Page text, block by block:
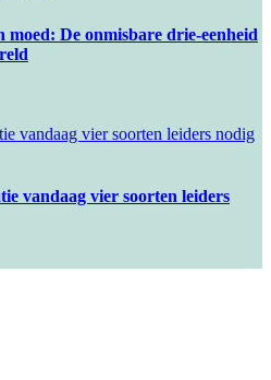
De onmisbare drie-eenheid
vandaag vier soorten leiders